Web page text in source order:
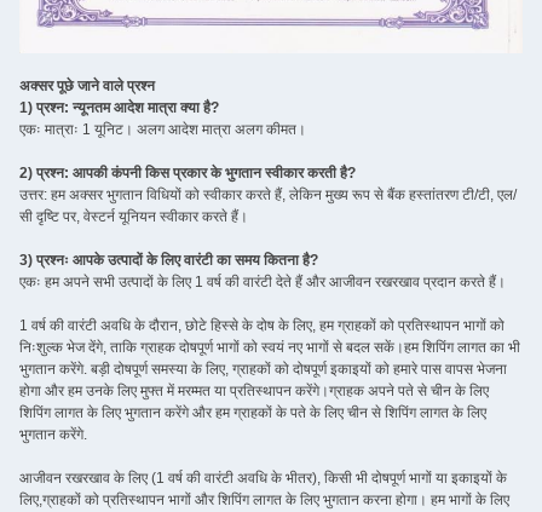
अक्सर पूछे जाने वाले प्रश्न
1) प्रश्न: न्यूनतम आदेश मात्रा क्या है?
एकः मात्राः 1 यूनिट। अलग आदेश मात्रा अलग कीमत।
2) प्रश्न: आपकी कंपनी किस प्रकार के भुगतान स्वीकार करती है?
उत्तर: हम अक्सर भुगतान विधियों को स्वीकार करते हैं, लेकिन मुख्य रूप से बैंक हस्तांतरण टी/टी, एल/
सी दृष्टि पर, वेस्टर्न यूनियन स्वीकार करते हैं।
3) प्रश्नः आपके उत्पादों के लिए वारंटी का समय कितना है?
एकः हम अपने सभी उत्पादों के लिए 1 वर्ष की वारंटी देते हैं और आजीवन रखरखाव प्रदान करते हैं।
1 वर्ष की वारंटी अवधि के दौरान, छोटे हिस्से के दोष के लिए, हम ग्राहकों को प्रतिस्थापन भागों को
निःशुल्क भेज देंगे, ताकि ग्राहक दोषपूर्ण भागों को स्वयं नए भागों से बदल सकें।हम शिपिंग लागत का भी
भुगतान करेंगे. बड़ी दोषपूर्ण समस्या के लिए, ग्राहकों को दोषपूर्ण इकाइयों को हमारे पास वापस भेजना
होगा और हम उनके लिए मुफ्त में मरम्मत या प्रतिस्थापन करेंगे।ग्राहक अपने पते से चीन के लिए
शिपिंग लागत के लिए भुगतान करेंगे और हम ग्राहकों के पते के लिए चीन से शिपिंग लागत के लिए
भुगतान करेंगे.
आजीवन रखरखाव के लिए (1 वर्ष की वारंटी अवधि के भीतर), किसी भी दोषपूर्ण भागों या इकाइयों के
लिए,ग्राहकों को प्रतिस्थापन भागों और शिपिंग लागत के लिए भुगतान करना होगा। हम भागों के लिए